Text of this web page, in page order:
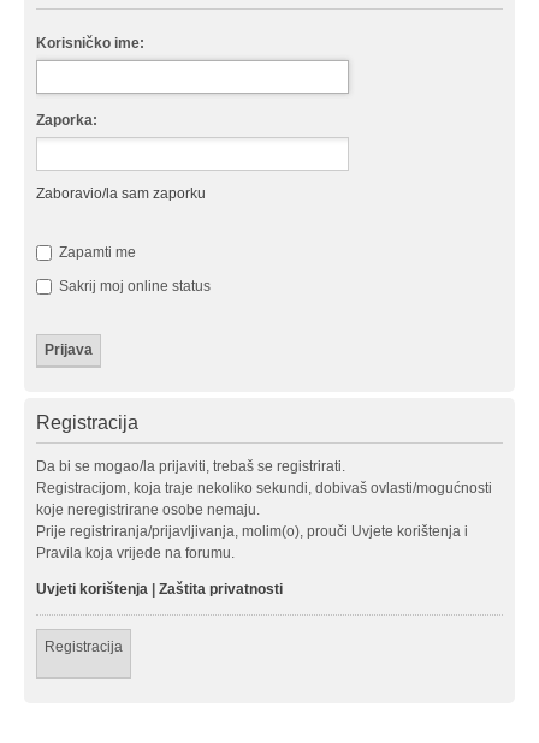
Korisničko ime:
Zaporka:
Zaboravio/la sam zaporku
Zapamti me
Sakrij moj online status
Registracija
Da bi se mogao/la prijaviti, trebaš se registrirati.
Registracijom, koja traje nekoliko sekundi, dobivaš ovlasti/mogućnosti
koje neregistrirane osobe nemaju.
Prije registriranja/prijavljivanja, molim(o), prouči Uvjete korištenja i
Pravila koja vrijede na forumu.
Uvjeti korištenja | Zaštita privatnosti
Registracija